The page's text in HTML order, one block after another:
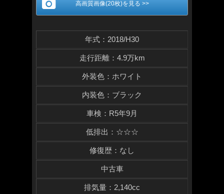
高画質画像(20枚)を見る >>
年式 ： 2018/H30
走行距離： 4.9万km
外装色 ： ホワイト
内装色 ： ブラック
車検 ： R5年9月
低排出 ： ☆☆☆
修復歴 ： なし
中古車
排気量 ： 2,140cc